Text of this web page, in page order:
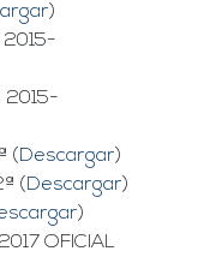
)
2015-
2015-
(Descargar)
(Descargar)
)
OFICIAL